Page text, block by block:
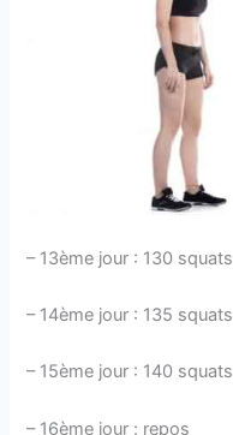
– 13ème jour : 130 squats
– 14ème jour : 135 squats
– 15ème jour : 140 squats
– 16ème jour : repos